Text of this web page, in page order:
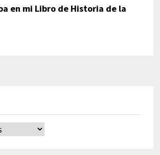
en mi Libro de Historia de la